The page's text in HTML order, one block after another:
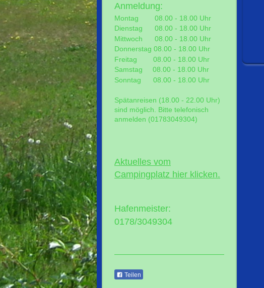
Anmeldung:
Montag 08.00 - 18.00 Uhr
Dienstag 08.00 - 18.00 Uhr
Mittwoch 08.00 - 18.00 Uhr
Donnerstag 08.00 - 18.00 Uhr
Freitag 08.00 - 18.00 Uhr
Samstag 08.00 - 18.00 Uhr
Sonntag 08.00 - 18.00 Uhr
Spätanreisen (18.00 - 22.00 Uhr)
sind möglich. Bitte telefonisch
anmelden (01783049304)
Aktuelles vom
Campingplatz hier klicken.
Hafenmeister:
0178/3049304
Teilen